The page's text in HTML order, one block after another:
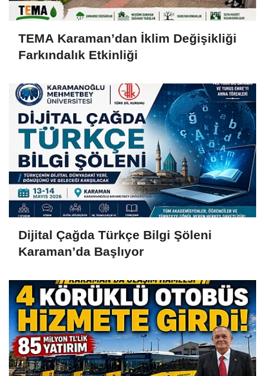
TEMA Karaman’dan İklim Değişikliği
Farkındalık Etkinliği
Dijital Çağda Türkçe Bilgi Şöleni
Karaman’da Başlıyor